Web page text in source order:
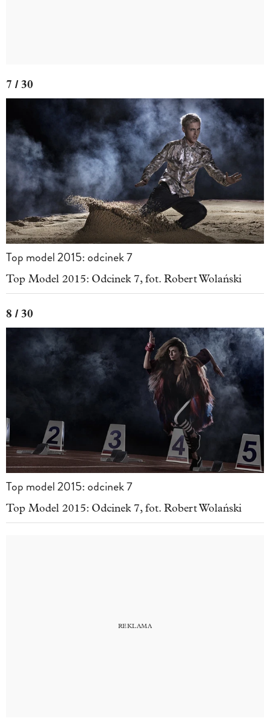
7 / 30
Top model 2015: odcinek 7
Top Model 2015: Odcinek 7, fot. Robert Wolański
8 / 30
Top model 2015: odcinek 7
Top Model 2015: Odcinek 7, fot. Robert Wolański